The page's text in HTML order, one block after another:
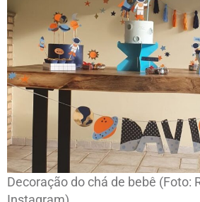
Decoração do chá de bebê (Foto: